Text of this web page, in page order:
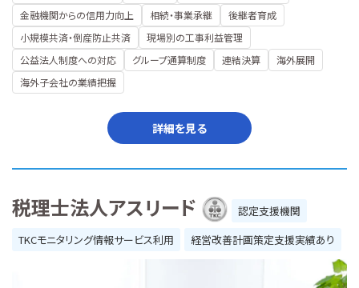
金融機関からの信用力向上
相続・事業承継
後継者育成
小規模共済・倒産防止共済
現場別の工事利益管理
公益法人制度への対応
グループ通算制度 連結決算
海外展開
海外子会社の業績把握
詳細を見る
税理士法人アスリード
認定支援機関
TKCモニタリング情報サービス利用
経営改善計画策定支援実績あり